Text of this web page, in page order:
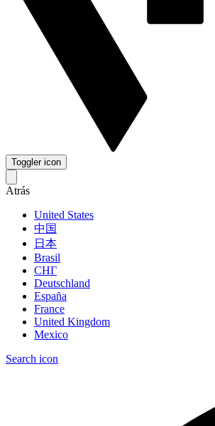
Toggler icon
Atrás
United States
中国
日本
Brasil
СНГ
Deutschland
España
France
United Kingdom
Mexico
Search icon